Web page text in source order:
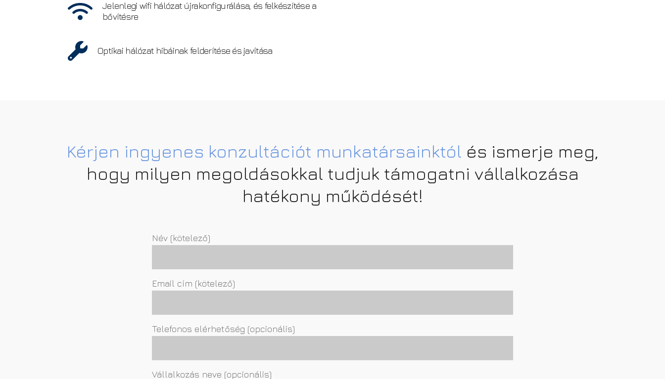
Jelenlegi wifi hálózat újrakonfigurálása, és felkészítése a
bővítésre
Optikai hálózat hibáinak felderítése és javítása
Kérjen ingyenes konzultációt munkatársainktól és ismerje meg,
hogy milyen megoldásokkal tudjuk támogatni vállalkozása
hatékony működését!
Név (kötelező)
Email cím (kötelező)
Telefonos elérhetőség (opcionális)
Vállalkozás neve (opcionális)